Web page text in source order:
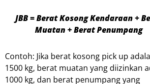
JBB = Berat Kosong Kendaraan +
Muatan + Berat Penumpang
Contoh: Jika berat kosong pick up
1500 kg, berat muatan yang diizinkan
1000 kg, dan berat penumpang yang